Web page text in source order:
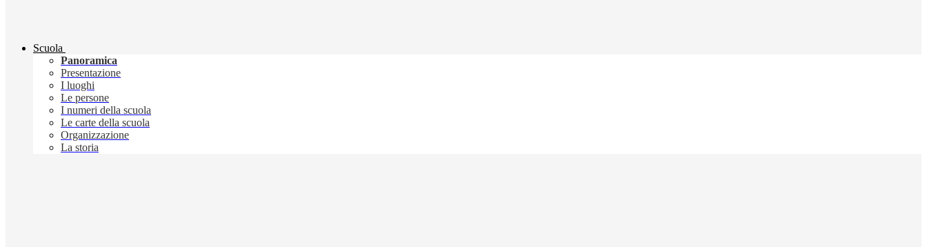
Scuola
Panoramica
Presentazione
I luoghi
Le persone
I numeri della scuola
Le carte della scuola
Organizzazione
La storia